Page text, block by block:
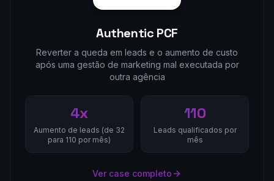
Authentic PCF
Reverter a queda em leads e o aumento de custo
após uma gestão de marketing mal executada por
outra agência
4x
Aumento de leads (de 32
para 110 por mês)
110
Leads qualificados por
mês
Ver case completo